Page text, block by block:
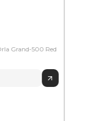
Grand-500 Red